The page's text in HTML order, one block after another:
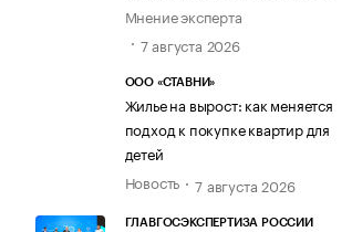
Мнение эксперта
7 августа 2026
ООО «СТАВНИ»
Жилье на вырост: как меняется
подход к покупке квартир для
детей
Новость
7 августа 2026
ГЛАВГОСЭКСПЕРТИЗА РОССИИ